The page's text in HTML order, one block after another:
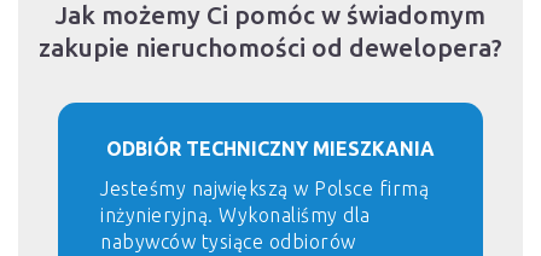
Jak możemy Ci pomóc w świadomym
zakupie nieruchomości od dewelopera?
ODBIÓR TECHNICZNY MIESZKANIA
Jesteśmy największą w Polsce firmą
inżynieryjną. Wykonaliśmy dla
nabywców tysiące odbiorów